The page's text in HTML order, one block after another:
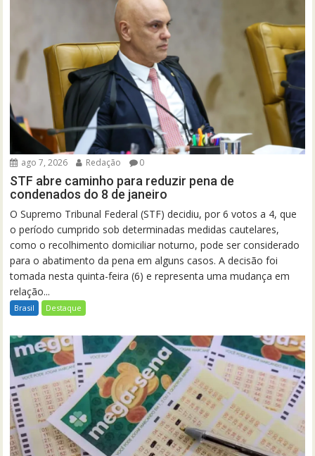
ago 7, 2026 Redação 0
STF abre caminho para reduzir pena de
condenados do 8 de janeiro
O Supremo Tribunal Federal (STF) decidiu, por 6 votos a 4, que
o período cumprido sob determinadas medidas cautelares,
como o recolhimento domiciliar noturno, pode ser considerado
para o abatimento da pena em alguns casos. A decisão foi
tomada nesta quinta-feira (6) e representa uma mudança em
relação...
Brasil Destaque